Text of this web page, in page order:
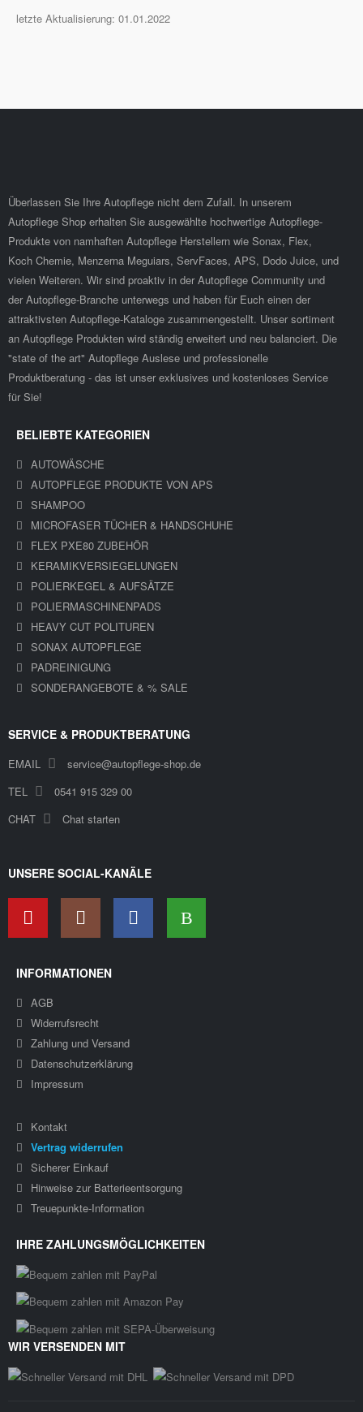
letzte Aktualisierung: 01.01.2022
Überlassen Sie Ihre Autopflege nicht dem Zufall. In unserem
Autopflege Shop erhalten Sie ausgewählte hochwertige Autopflege-
Produkte von namhaften Autopflege Herstellern wie Sonax, Flex,
Koch Chemie, Menzerna Meguiars, ServFaces, APS, Dodo Juice, und
vielen Weiteren. Wir sind proaktiv in der Autopflege Community und
der Autopflege-Branche unterwegs und haben für Euch einen der
attraktivsten Autopflege-Kataloge zusammengestellt. Unser sortiment
an Autopflege Produkten wird ständig erweitert und neu balanciert. Die
"state of the art" Autopflege Auslese und professionelle
Produktberatung - das ist unser exklusives und kostenloses Service
für Sie!
BELIEBTE KATEGORIEN
AUTOWÄSCHE
AUTOPFLEGE PRODUKTE VON APS
SHAMPOO
MICROFASER TÜCHER & HANDSCHUHE
FLEX PXE80 ZUBEHÖR
KERAMIKVERSIEGELUNGEN
POLIERKEGEL & AUFSÄTZE
POLIERMASCHINENPADS
HEAVY CUT POLITUREN
SONAX AUTOPFLEGE
PADREINIGUNG
SONDERANGEBOTE & % SALE
SERVICE & PRODUKTBERATUNG
EMAIL
service@autopflege-shop.de
TEL
0541 915 329 00
CHAT
Chat starten
UNSERE SOCIAL-KANÄLE
INFORMATIONEN
AGB
Widerrufsrecht
Zahlung und Versand
Datenschutzerklärung
Impressum
Kontakt
Vertrag widerrufen
Sicherer Einkauf
Hinweise zur Batterieentsorgung
Treuepunkte-Information
IHRE ZAHLUNGSMÖGLICHKEITEN
WIR VERSENDEN MIT